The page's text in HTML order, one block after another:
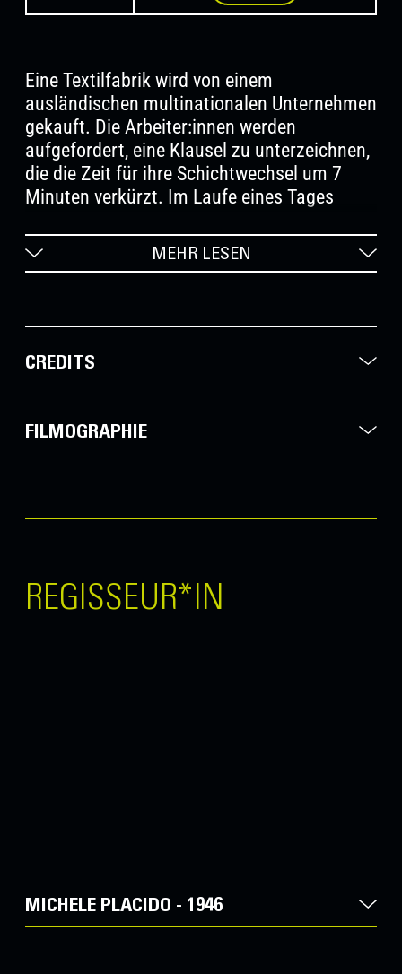
Eine Textilfabrik wird von einem
ausländischen multinationalen Unternehmen
gekauft. Die Arbeiter:innen werden
aufgefordert, eine Klausel zu unterzeichnen,
die die Zeit für ihre Schichtwechsel um 7
Minuten verkürzt. Im Laufe eines Tages
Konflikte, Ungerechtigkeiten am Arbeitsplatz
und Spannungen unter Kollegen zum
MEHR LESEN
CREDITS
FILMOGRAPHIE
REGISSEUR*IN
MICHELE PLACIDO - 1946